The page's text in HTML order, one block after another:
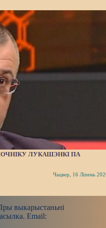
ЛУКАШЭНКІ ПА
Чацвер, 16 Ліпень
выкарыстаньні
Email: